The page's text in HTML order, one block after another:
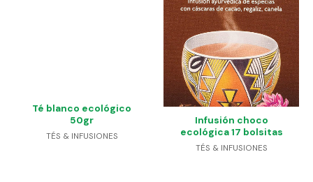
Té blanco ecológico
50gr
TÉS & INFUSIONES
Infusión choco
ecológica 17 bolsitas
TÉS & INFUSIONES